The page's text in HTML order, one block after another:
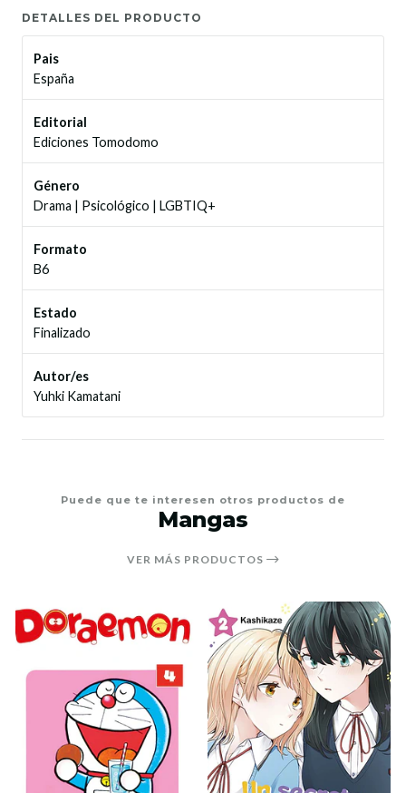
DETALLES DEL PRODUCTO
Pais
España
Editorial
Ediciones Tomodomo
Género
Drama | Psicológico | LGBTIQ+
Formato
B6
Estado
Finalizado
Autor/es
Yuhki Kamatani
Puede que te interesen otros productos de
Mangas
VER MÁS PRODUCTOS